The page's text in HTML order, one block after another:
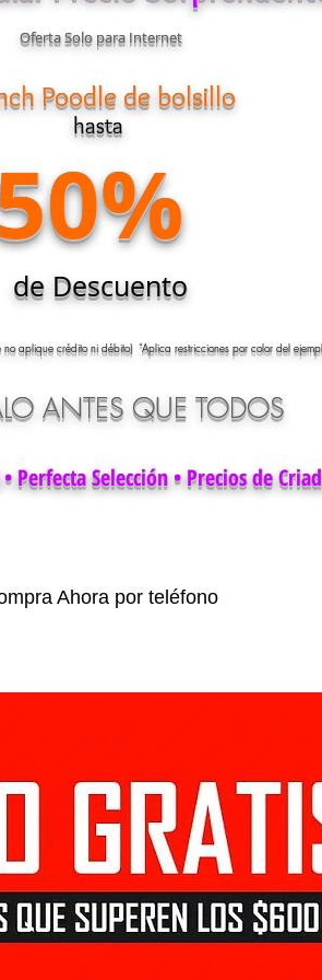
Oferta Solo para Internet
Poodle de bolsillo
hasta
de Descuento
aplique crédito ni débito) “Aplica restricciones por color del
ANTES QUE TODOS
Perfecta Selección • Precios de
Ahora por teléfono